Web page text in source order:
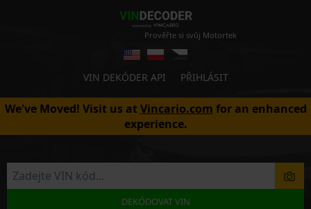
Prověřte si svůj Motortek
VIN DEKÓDER API PŘIHLÁSIT
We've Moved! Visit us atVincario.com for an enhanced
experience.
DEKÓDOVAT VIN